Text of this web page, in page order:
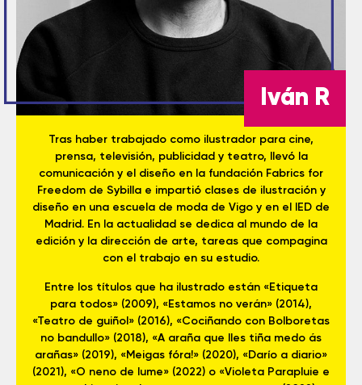
Iván R
Tras haber trabajado como ilustrador para cine,
prensa, televisión, publicidad y teatro, llevó la
comunicación y el diseño en la fundación Fabrics for
Freedom de Sybilla e impartió clases de ilustración y
diseño en una escuela de moda de Vigo y en el IED de
Madrid. En la actualidad se dedica al mundo de la
edición y la dirección de arte, tareas que compagina
con el trabajo en su estudio.
Entre los títulos que ha ilustrado están «Etiqueta
para todos» (2009), «Estamos no verán» (2014),
«Teatro de guiñol» (2016), «Cociñando con Bolboretas
no bandullo» (2018), «A araña que lles tiña medo ás
arañas» (2019), «Meigas fóra!» (2020), «Darío a diario»
(2021), «O neno de lume» (2022) o «Violeta Parapluie e